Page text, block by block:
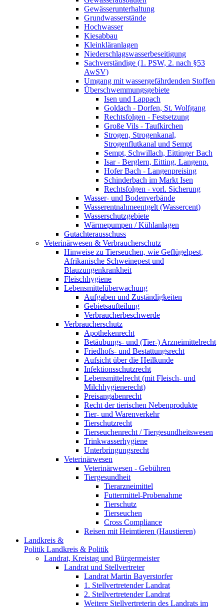
Gewässerunterhaltung
Grundwasserstände
Hochwasser
Kiesabbau
Kleinkläranlagen
Niederschlagswasserbeseitigung
Sachverständige (1. PSW, 2. nach §53
AwSV)
Umgang mit wassergefährdenden Stoffen
Überschwemmungsgebiete
Isen und Lappach
Goldach - Dorfen, St. Wolfgang
Rechtsfolgen - Festsetzung
Große Vils - Taufkirchen
Strogen, Strogenkanal,
Strogenflutkanal und Sempt
Sempt, Schwillach, Eittinger Bach
Isar - Berglern, Eitting, Langenp.
Hofer Bach - Langenpreising
Schinderbach im Markt Isen
Rechtsfolgen - vorl. Sicherung
Wasser- und Bodenverbände
Wasserentnahmeentgelt (Wassercent)
Wasserschutzgebiete
Wärmepumpen / Kühlanlagen
Gutachterausschuss
Veterinärwesen & Verbraucherschutz
Hinweise zu Tierseuchen, wie Geflügelpest,
Afrikanische Schweinepest und
Blauzungenkrankheit
Fleischhygiene
Lebensmittelüberwachung
Aufgaben und Zuständigkeiten
Gebietsaufteilung
Verbraucherbeschwerde
Verbraucherschutz
Apothekenrecht
Betäubungs- und (Tier-) Arzneimittelrecht
Friedhofs- und Bestattungsrecht
Aufsicht über die Heilkunde
Infektionsschutzrecht
Lebensmittelrecht (mit Fleisch- und
Milchhygienerecht)
Preisangabenrecht
Recht der tierischen Nebenprodukte
Tier- und Warenverkehr
Tierschutzrecht
Tierseuchenrecht / Tiergesundheitswesen
Trinkwasserhygiene
Unterbringungsrecht
Veterinärwesen
Veterinärwesen - Gebühren
Tiergesundheit
Tierarzneimittel
Futtermittel-Probenahme
Tierschutz
Tierseuchen
Cross Compliance
Reisen mit Heimtieren (Haustieren)
Landkreis &
Politik Landkreis & Politik
Landrat, Kreistag und Bürgermeister
Landrat und Stellvertreter
Landrat Martin Bayerstorfer
1. Stellvertretender Landrat
2. Stellvertretender Landrat
Weitere Stellvertreterin des Landrats im